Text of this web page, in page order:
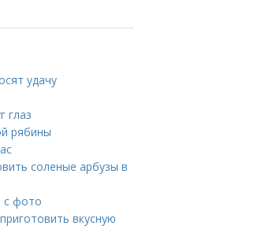
удачу
глаз
рябины
соленые арбузы в
с фото
вкусную